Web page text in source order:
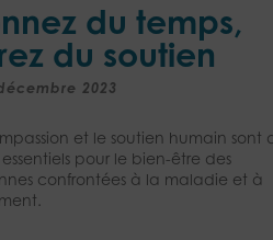
du temps,
du soutien
2023
et le soutien humain sont
essentiels pour le bien-être des
confrontées à la maladie et à